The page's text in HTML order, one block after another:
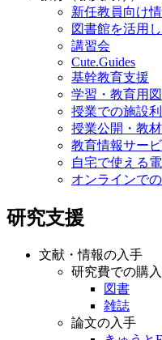
新任教員向け
図書館を活用
講習会
Cute.Guides
基幹教育支援
学習・教育用
授業での施設
授業公開・教
教育情報サー
自宅で使える
オンラインで
研究支援
文献・情報の入手
研究費での購入
図書
雑誌
論文の入手